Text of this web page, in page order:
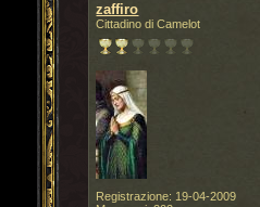
zaffiro
Cittadino di Camelot
Registrazione: 19-04-2009